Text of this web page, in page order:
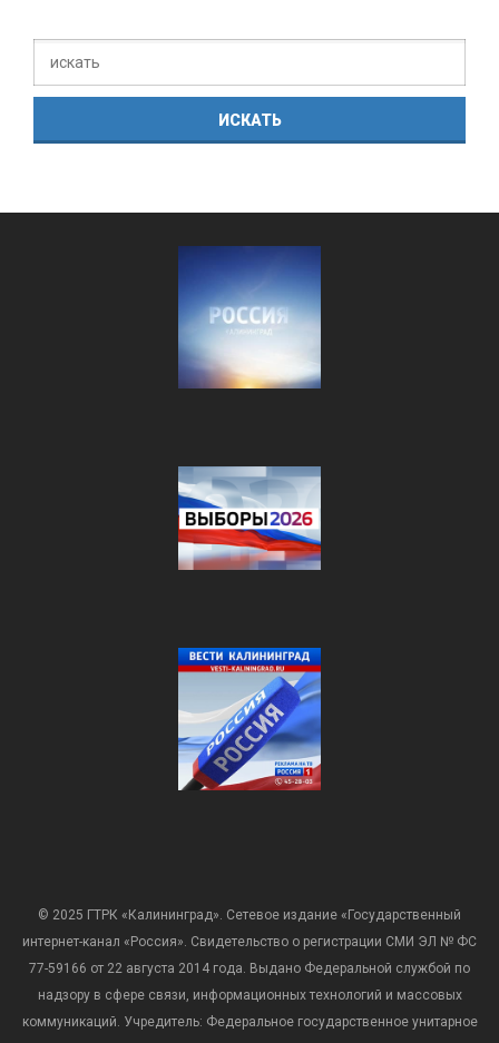
© 2025 ГТРК «Калининград». Сетевое издание «Государственный
интернет-канал «Россия». Свидетельство о регистрации СМИ ЭЛ № ФС
77-59166 от 22 августа 2014 года. Выдано Федеральной службой по
надзору в сфере связи, информационных технологий и массовых
коммуникаций. Учредитель: Федеральное государственное унитарное